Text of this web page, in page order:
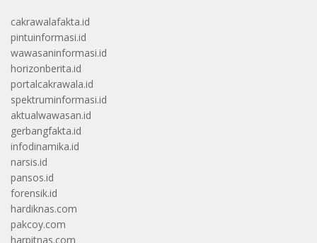
cakrawalafakta.id
pintuinformasi.id
wawasaninformasi.id
horizonberita.id
portalcakrawala.id
spektruminformasi.id
aktualwawasan.id
gerbangfakta.id
infodinamika.id
narsis.id
pansos.id
forensik.id
hardiknas.com
pakcoy.com
harpitnas.com